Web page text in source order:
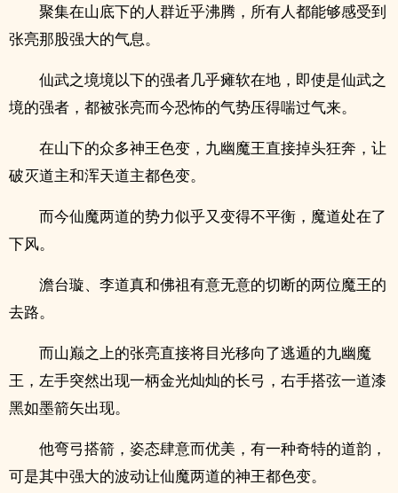
聚集在山底下的人群近乎沸腾，所有人都能够感受到
张亮那股强大的气息。
仙武之境境以下的强者几乎瘫软在地，即使是仙武之
境的强者，都被张亮而今恐怖的气势压得喘过气来。
在山下的众多神王色变，九幽魔王直接掉头狂奔，让
破灭道主和浑天道主都色变。
而今仙魔两道的势力似乎又变得不平衡，魔道处在了
下风。
澹台璇、李道真和佛祖有意无意的切断的两位魔王的
去路。
而山巅之上的张亮直接将目光移向了逃遁的九幽魔
王，左手突然出现一柄金光灿灿的长弓，右手搭弦一道漆
黑如墨箭矢出现。
他弯弓搭箭，姿态肆意而优美，有一种奇特的道韵，
可是其中强大的波动让仙魔两道的神王都色变。